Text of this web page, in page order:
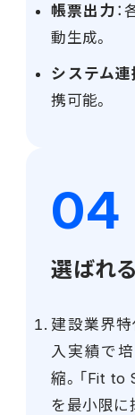
帳票出力
動生成。
システム連
携可能。
選ばれ
建設業界
入実績で
縮。「Fit
を最小限に